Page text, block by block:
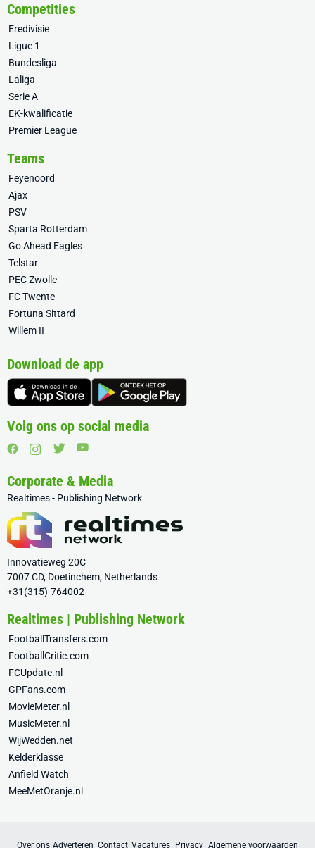
Competities
Eredivisie
Ligue 1
Bundesliga
Laliga
Serie A
EK-kwalificatie
Premier League
Teams
Feyenoord
Ajax
PSV
Sparta Rotterdam
Go Ahead Eagles
Telstar
PEC Zwolle
FC Twente
Fortuna Sittard
Willem II
Download de app
Volg ons op social media
Corporate & Media
Realtimes - Publishing Network
Innovatieweg 20C
7007 CD, Doetinchem, Netherlands
+31(315)-764002
Realtimes | Publishing Network
FootballTransfers.com
FootballCritic.com
FCUpdate.nl
GPFans.com
MovieMeter.nl
MusicMeter.nl
WijWedden.net
Kelderklasse
Anfield Watch
MeeMetOranje.nl
Over ons Adverteren Contact Vacatures Privacy Algemene voorwaarden